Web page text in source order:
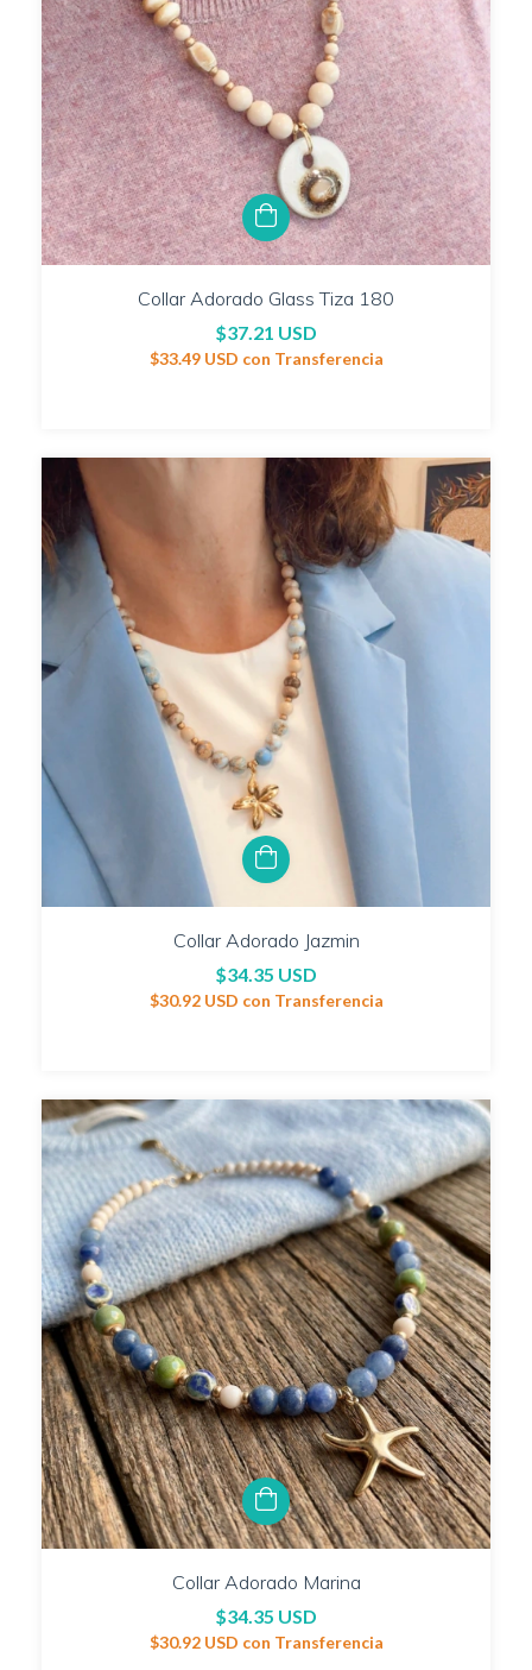
Collar Adorado Glass Tiza 180
$37.21 USD
$33.49 USD con Transferencia
Collar Adorado Jazmin
$34.35 USD
$30.92 USD con Transferencia
Collar Adorado Marina
$34.35 USD
$30.92 USD con Transferencia